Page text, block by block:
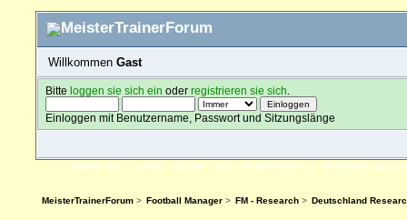
Willkommen Gast
Bitteloggen sie sich ein oderregistrieren sie sich
Einloggen mit Benutzername, Passwort und Sitzungslänge
ÜBERSICHT HILFE SUCHE FAQ FORENREGELN SPENDEN
MeisterTrainerForum> Football Manager> FM - Research> Deutschland